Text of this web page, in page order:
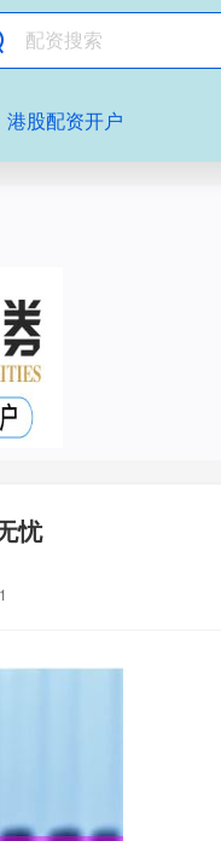
港股配资开户
忧